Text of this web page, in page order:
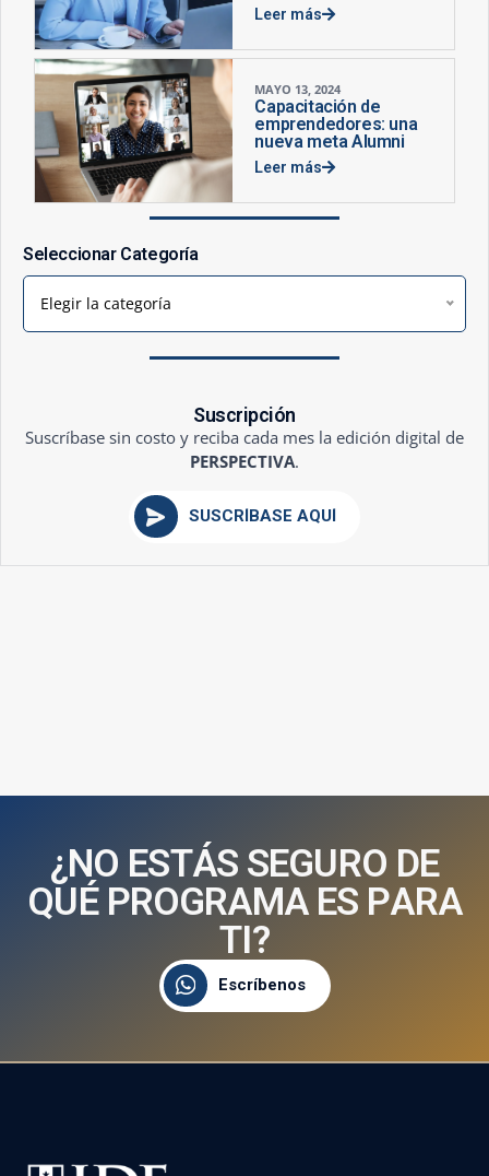
Leer más
MAYO 13, 2024
Capacitación de
emprendedores: una
nueva meta Alumni
Leer más
Seleccionar Categoría
Elegir la categoría
Suscripción
Suscríbase sin costo y reciba cada mes la edición digital de
PERSPECTIVA.
SUSCRÍBASE AQUÍ
¿NO ESTÁS SEGURO DE
QUÉ PROGRAMA ES PARA
TI?
Escríbenos